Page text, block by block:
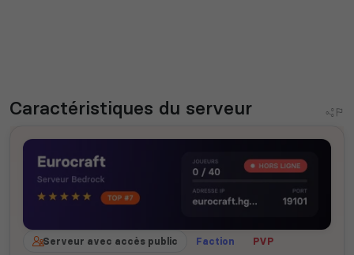
Caractéristiques du serveur
Serveur avec accès public Faction
PVP